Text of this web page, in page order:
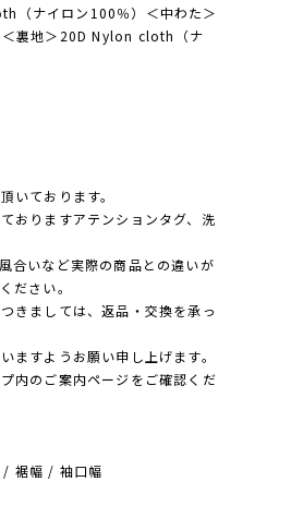
（ナイロン100％）＜中わた＞
＜裏地＞20D Nylon cloth（ナ
いております。
おりますアテンションタグ、洗
合いなど実際の商品との違いが
ださい。
きましては、返品・交換を承っ
すようお願い申し上げます。
内のご案内ページをご確認くだ
裾幅 / 袖口幅